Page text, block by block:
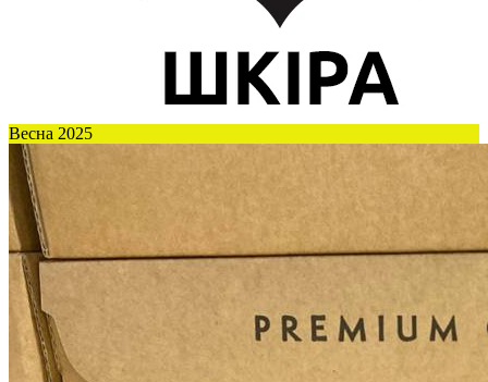
Весна 2025